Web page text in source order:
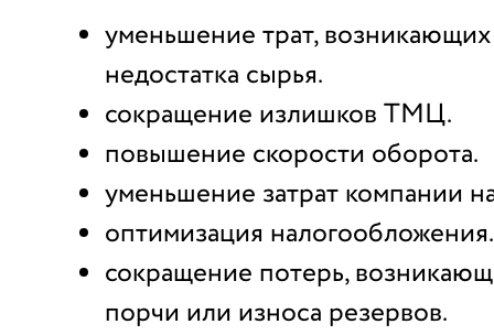
уменьшение трат,
недостатка сырья.
сокращение излишков ТМЦ.
повышение скорости оборота.
уменьшение затрат компании
оптимизация налогообложения.
сокращение потерь,
порчи или износа резервов.